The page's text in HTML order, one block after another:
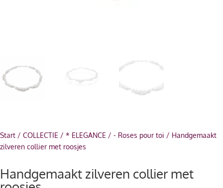
Start / COLLECTIE / * ELEGANCE / - Roses pour toi / Handgemaakt
zilveren collier met roosjes
Handgemaakt zilveren collier met